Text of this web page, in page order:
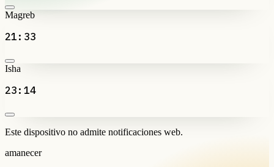
Magreb
21:33
Isha
23:14
Este dispositivo no admite notificaciones web.
amanecer